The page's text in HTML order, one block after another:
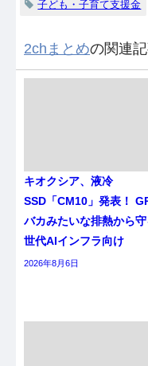
子ども・子育て支援金
2chまとめの関連
キオクシア、液冷
SSD「CM10」発表！
バカみたいな排熱から
世代AIインフラ向け
2026年8月6日